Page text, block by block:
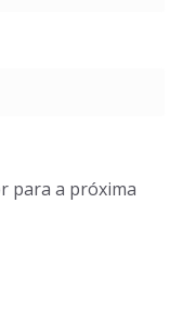
para a próxima